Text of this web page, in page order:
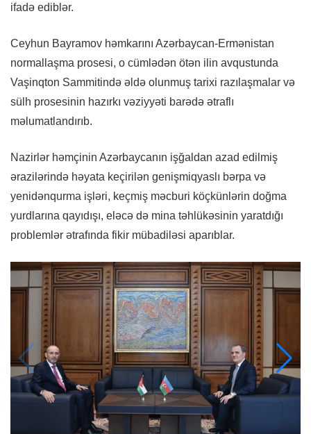
ifadə ediblər.
Ceyhun Bayramov həmkarını Azərbaycan-Ermənistan
normallaşma prosesi, o cümlədən ötən ilin avqustunda
Vaşinqton Sammitində əldə olunmuş tarixi razılaşmalar və
sülh prosesinin hazırkı vəziyyəti barədə ətraflı
məlumatlandırıb.
Nazirlər həmçinin Azərbaycanın işğaldan azad edilmiş
ərazilərində həyata keçirilən genişmiqyaslı bərpa və
yenidənqurma işləri, keçmiş məcburi köçkünlərin doğma
yurdlarına qayıdışı, eləcə də mina təhlükəsinin yaratdığı
problemlər ətrafında fikir mübadiləsi aparıblar.